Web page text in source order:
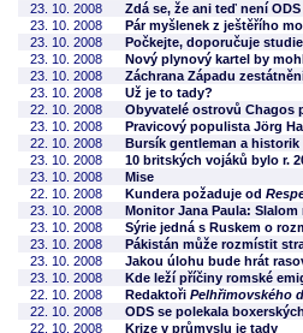
23. 10. 2008
Zdá se, že ani teď není
23. 10. 2008
Pár myšlenek z ještěřího
23. 10. 2008
Počkejte, doporučuje
23. 10. 2008
Nový plynový kartel by
23. 10. 2008
Záchrana Západu
23. 10. 2008
Už je to tady?
22. 10. 2008
Obyvatelé ostrovů Chagos
23. 10. 2008
Pravicový populista Jörg
22. 10. 2008
Bursík gentleman a historik
23. 10. 2008
10 britských vojáků bylo r.
23. 10. 2008
Mise
22. 10. 2008
Kundera požaduje od
23. 10. 2008
Monitor Jana Paula:
23. 10. 2008
Sýrie jedná s Ruskem o
23. 10. 2008
Pákistán může rozmístit
23. 10. 2008
Jakou úlohu bude hrát
23. 10. 2008
Kde leží příčiny romské
22. 10. 2008
Redaktoři Pelhřimovského
22. 10. 2008
ODS se polekala
22. 10. 2008
Krize v průmyslu je tady